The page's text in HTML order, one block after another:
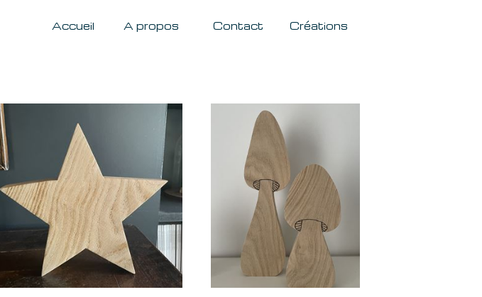
Accueil A propos Contact Créations